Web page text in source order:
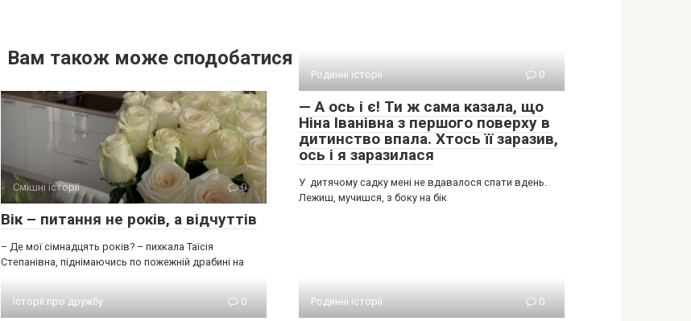
Вам також може сподобатися
Смішні історії 0
Вік – питання не років, а відчуттів
– Де мої сімнадцять років? – пихкала Таїсія
Степанівна, піднімаючись по пожежній драбині на
Родинні історії 0
— А ось і є! Ти ж сама казала, що
Ніна Іванівна з першого поверху в
дитинство впала. Хтось її заразив,
ось і я заразилася
У дитячому садку мені не вдавалося спати вдень.
Лежиш, мучишся, з боку на бік
Історії про дружбу 0 Родинні історії 0